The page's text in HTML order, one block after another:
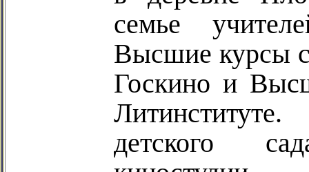
семье
Высшие курсы
Госкино и
детского